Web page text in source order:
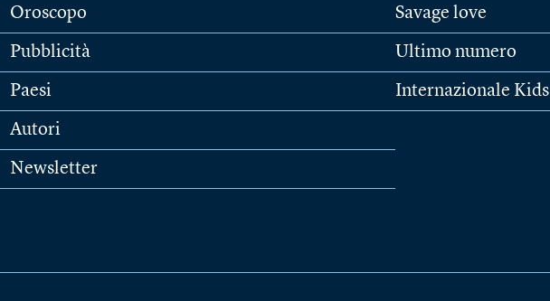
Oroscopo
Pubblicità
Paesi
Autori
Newsletter
Savage love
Ultimo numero
Internazionale Kids